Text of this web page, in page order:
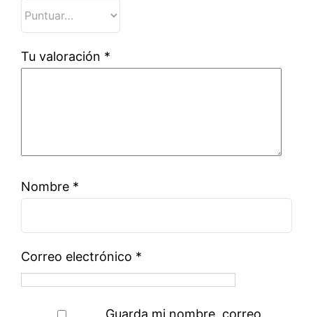
Tu valoración *
Nombre *
Correo electrónico *
Guarda mi nombre, correo